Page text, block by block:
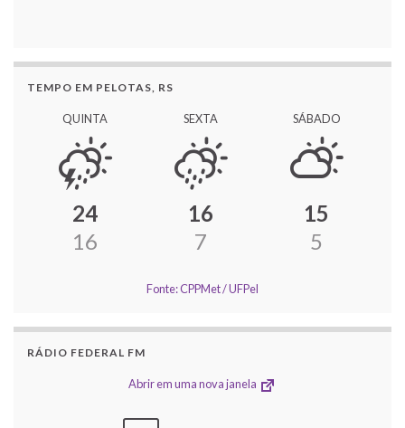
TEMPO EM PELOTAS, RS
QUINTA
24
16
SEXTA
16
7
SÁBADO
15
5
Fonte: CPPMet / UFPel
RÁDIO FEDERAL FM
Abrir em uma nova janela